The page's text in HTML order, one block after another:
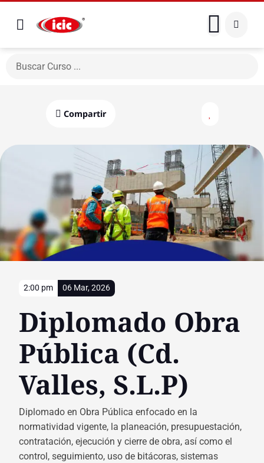
2:00 pm 06 Mar, 2026
Diplomado Obra
Pública (Cd.
Valles, S.L.P)
Diplomado en Obra Pública enfocado en la
normatividad vigente, la planeación, presupuestación,
contratación, ejecución y cierre de obra, así como el
control, seguimiento, uso de bitácoras, sistemas
Compartir